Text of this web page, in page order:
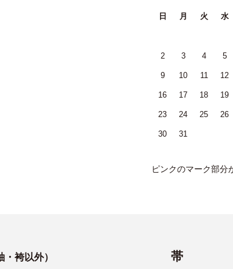
日 月 火 水
2 3 4 5
9 10 11 12
16 17 18 19
23 24 25 26
30 31
ピンクのマーク部分
・袴以外） 帯